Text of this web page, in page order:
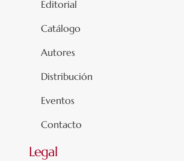
Editorial
Catálogo
Autores
Distribución
Eventos
Contacto
Legal